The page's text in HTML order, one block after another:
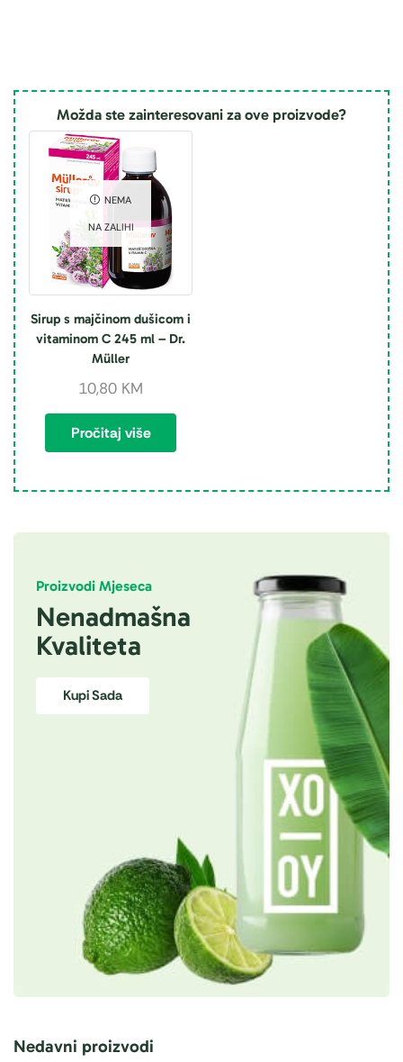
Možda ste zainteresovani za ove proizvode?
NEMA
NA ZALIHI
Sirup s majčinom dušicom i
vitaminom C 245 ml – Dr.
Müller
10,80 KM
Pročitaj više
Proizvodi Mjeseca
Nenadmašna
Kvaliteta
Kupi Sada
Nedavni proizvodi